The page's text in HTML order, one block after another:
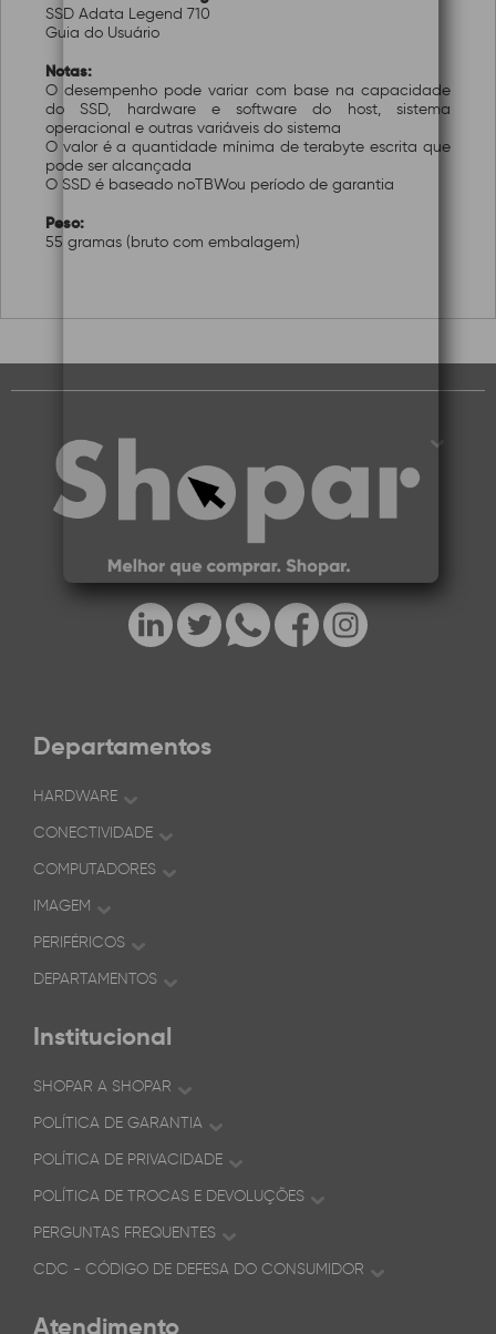
SSD Adata Legend 710
Guia do Usuário
Notas:
O desempenho pode variar com base na capacidade
do SSD, hardware e software do host, sistema
operacional e outras variáveis do sistema
O valor é a quantidade mínima de terabyte escrita que
pode ser alcançada
O SSD é baseado noTBWou período de garantia
Peso:
55 gramas (bruto com embalagem)
Departamentos
HARDWARE
CONECTIVIDADE
COMPUTADORES
IMAGEM
PERIFÉRICOS
DEPARTAMENTOS
Institucional
SHOPAR A SHOPAR
POLÍTICA DE GARANTIA
POLÍTICA DE PRIVACIDADE
POLÍTICA DE TROCAS E DEVOLUÇÕES
PERGUNTAS FREQUENTES
CDC - CÓDIGO DE DEFESA DO CONSUMIDOR
Atendimento